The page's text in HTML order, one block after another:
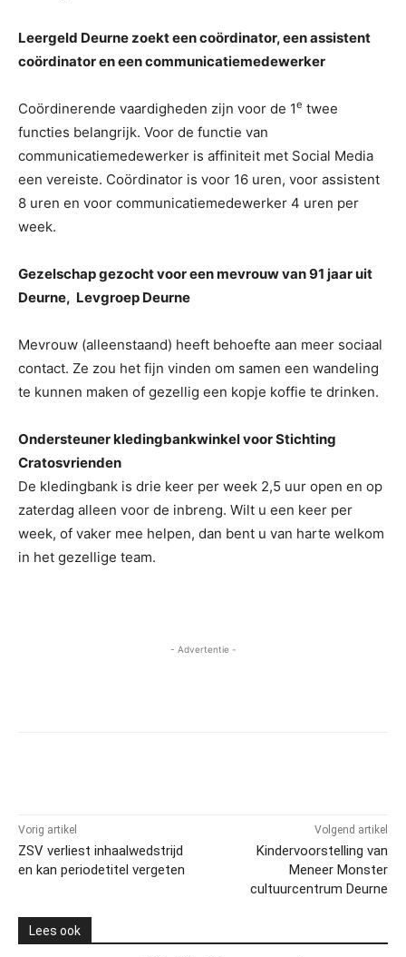
Leergeld Deurne zoekt een coördinator, een assistent
coördinator en een communicatiemedewerker
Coördinerende vaardigheden zijn voor de 1e twee
functies belangrijk. Voor de functie van
communicatiemedewerker is affiniteit met Social Media
een vereiste. Coördinator is voor 16 uren, voor assistent
8 uren en voor communicatiemedewerker 4 uren per
week.
Gezelschap gezocht voor een mevrouw van 91 jaar uit
Deurne, Levgroep Deurne
Mevrouw (alleenstaand) heeft behoefte aan meer sociaal
contact. Ze zou het fijn vinden om samen een wandeling
te kunnen maken of gezellig een kopje koffie te drinken.
Ondersteuner kledingbankwinkel voor Stichting
Cratosvrienden
De kledingbank is drie keer per week 2,5 uur open en op
zaterdag alleen voor de inbreng. Wilt u een keer per
week, of vaker mee helpen, dan bent u van harte welkom
in het gezellige team.
- Advertentie -
Vorig artikel
ZSV verliest inhaalwedstrijd
en kan periodetitel vergeten
Volgend artikel
Kindervoorstelling van
Meneer Monster
cultuurcentrum Deurne
Lees ook